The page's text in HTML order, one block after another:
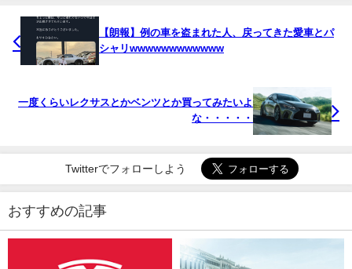
【朗報】例の車を盗まれた人、戻ってきた愛車とパ
シャリwwwwwwwwwwww
一度くらいレクサスとかベンツとか買ってみたいよ
な・・・・・
Twitterでフォローしよう
おすすめの記事